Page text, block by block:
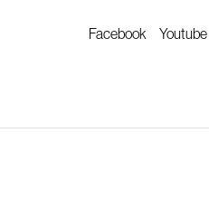
Facebook Youtube